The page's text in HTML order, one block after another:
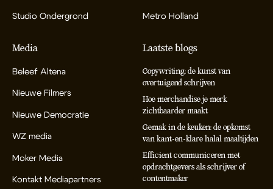
Studio Ondergrond Metro Holland
Media
Beleef Altena
Nieuwe Filmers
Nieuwe Democratie
WZ media
Moker Media
Kontakt Mediapartners
Laatste blogs
Copywriting: de kunst van
overtuigend schrijven
Hoe merchandise je merk
zichtbaarder maakt
Gemak in de keuken: de opkomst
van kant-en-klare halal maaltijden
Efficient communiceren met
opdrachtgevers als schrijver of
contentmaker